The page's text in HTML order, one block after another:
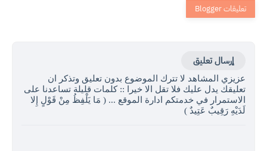
إرسال تعليق
عزيزي المشاهد لا تترك الموضوع بدون تعليق وتذكر ان
تعليقك يدل عليك فلا تقل الا خيرا :: كلمات قليلة تساعدنا على
الاستمرار في خدمتكم ادارة الموقع ... ( مَا يَلْفِظُ مِنْ قَوْلٍ إِلا
لَدَيْهِ رَقِيبٌ عَتِيدٌ )